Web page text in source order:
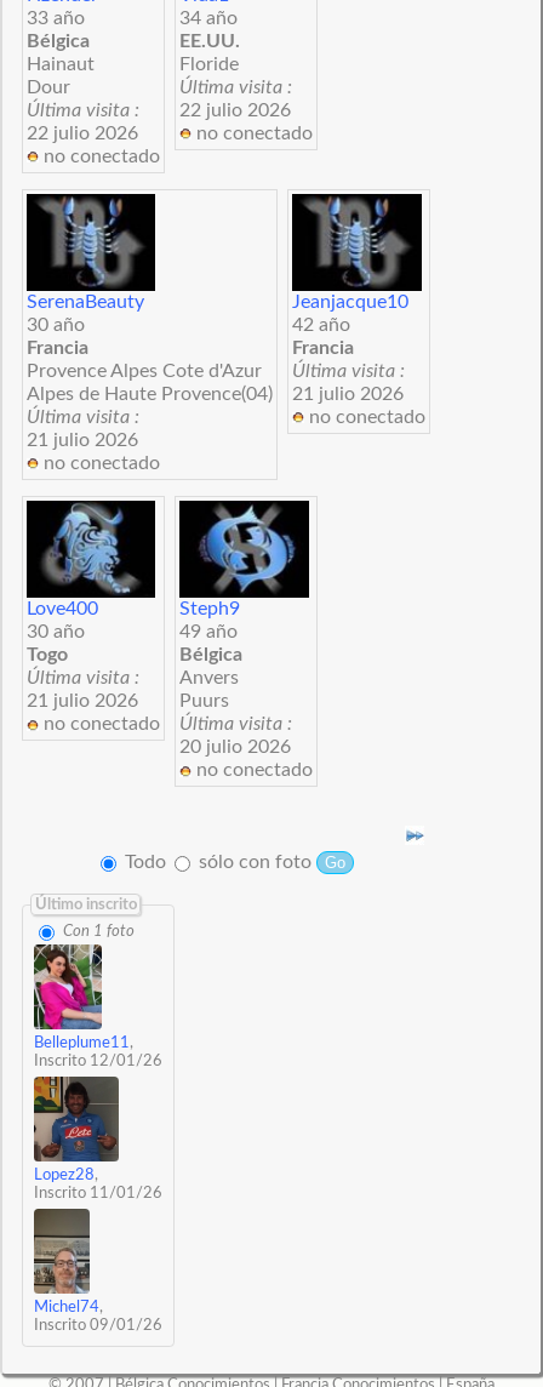
33 año
Bélgica
Hainaut
Dour
Última visita :
22 julio 2026
no conectado
34 año
EE.UU.
Floride
Última visita :
22 julio 2026
no conectado
SerenaBeauty
30 año
Francia
Provence Alpes Cote d'Azur
Alpes de Haute Provence(04)
Última visita :
21 julio 2026
no conectado
Jeanjacque10
42 año
Francia
Última visita :
21 julio 2026
no conectado
Love400
30 año
Togo
Última visita :
21 julio 2026
no conectado
Steph9
49 año
Bélgica
Anvers
Puurs
Última visita :
20 julio 2026
no conectado
Todo sólo con foto
Último inscrito
Con 1 foto
Belleplume11 ,
Inscrito 12/01/26
Lopez28,
Inscrito 11/01/26
Michel74,
Inscrito 09/01/26